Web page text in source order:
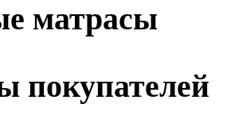
матрасы
покупателей